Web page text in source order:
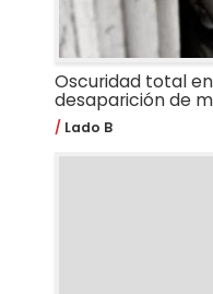
Oscuridad total
desaparición de
Lado B